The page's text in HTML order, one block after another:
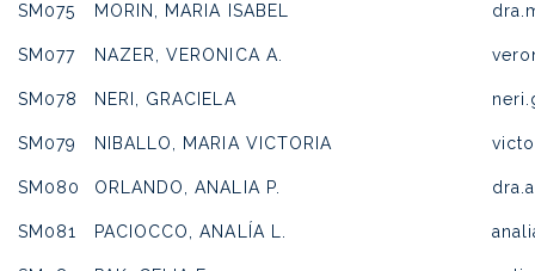
SM075 MORIN, MARIA ISABEL
SM077 NAZER, VERONICA A.
SM078 NERI, GRACIELA
SM079 NIBALLO, MARIA VICTORIA
SM080 ORLANDO, ANALIA P.
SM081 PACIOCCO, ANALÍA L.